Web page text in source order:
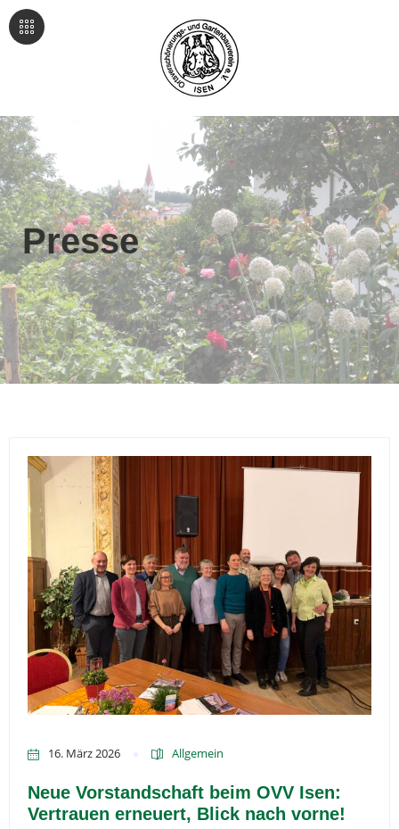
Presse
16. März 2026 Allgemein
Neue Vorstandschaft beim OVV Isen:
Vertrauen erneuert, Blick nach vorne!